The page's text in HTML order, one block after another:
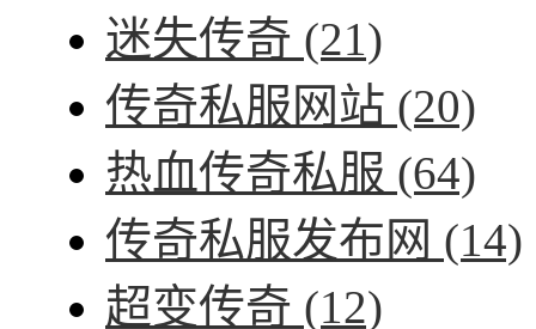
迷失传奇 (21)
传奇私服网站 (20)
热血传奇私服 (64)
传奇私服发布网 (14)
超变传奇 (12)